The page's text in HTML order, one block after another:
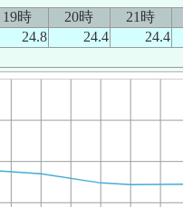
19時 20時 21時
24.8 24.4 24.4